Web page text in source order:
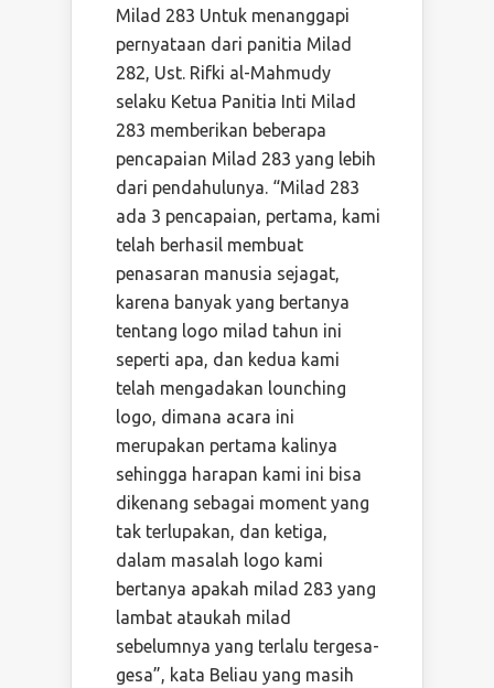
Milad 283 Untuk menanggapi
pernyataan dari panitia Milad
282, Ust. Rifki al-Mahmudy
selaku Ketua Panitia Inti Milad
283 memberikan beberapa
pencapaian Milad 283 yang lebih
dari pendahulunya. “Milad 283
ada 3 pencapaian, pertama, kami
telah berhasil membuat
penasaran manusia sejagat,
karena banyak yang bertanya
tentang logo milad tahun ini
seperti apa, dan kedua kami
telah mengadakan lounching
logo, dimana acara ini
merupakan pertama kalinya
sehingga harapan kami ini bisa
dikenang sebagai moment yang
tak terlupakan, dan ketiga,
dalam masalah logo kami
bertanya apakah milad 283 yang
lambat ataukah milad
sebelumnya yang terlalu tergesa-
gesa”, kata Beliau yang masih